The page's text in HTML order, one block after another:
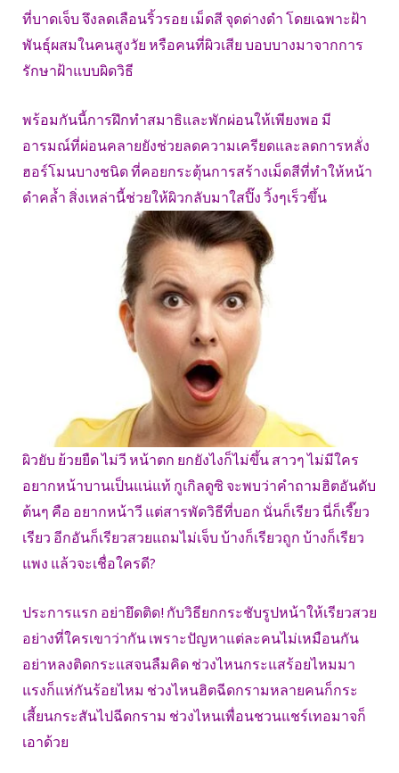
ที่บาดเจ็บ จึงลดเลือนริ้วรอย เม็ดสี จุดด่างดำ โดยเฉพาะฝ้า
พันธ์ุผสมในคนสูงวัย หรือคนที่ผิวเสีย บอบบางมาจากการ
รักษาฝ้าแบบผิดวิธี
พร้อมกันนี้การฝึกทำสมาธิและพักผ่อนให้เพียงพอ มี
อารมณ์ที่ผ่อนคลายยังช่วยลดความเครียดและลดการหลั่ง
ฮอร์โมนบางชนิด ที่คอยกระตุ้นการสร้างเม็ดสีที่ทำให้หน้า
ดำคล้ำ สิ่งเหล่านี้ช่วยให้ผิวกลับมาใสปิ๊ง วิ้งๆเร็วขึ้น
ผิวยับ ย้วยยืด ไม่วี หน้าตก ยกยังไงก็ไม่ขึ้น สาวๆ ไม่มีใคร
อยากหน้าบานเป็นแน่แท้ กูเกิลดูซิ จะพบว่าคำถามฮิตอันดับ
ต้นๆ คือ อยากหน้าวี แต่สารพัดวิธีที่บอก นั่นก็เรียว นี่ก็เรี๊ยว
เรียว อีกอันก็เรียวสวยแถมไม่เจ็บ บ้างก็เรียวถูก บ้างก็เรียว
แพง แล้วจะเชื่อใครดี?
ประการแรก อย่ายึดติด! กับวิธียกกระชับรูปหน้าให้เรียวสวย
อย่างที่ใครเขาว่ากัน เพราะปัญหาแต่ละคนไม่เหมือนกัน
อย่าหลงติดกระแสจนลืมคิด ช่วงไหนกระแสร้อยไหมมา
แรงก็แห่กันร้อยไหม ช่วงไหนฮิตฉีดกรามหลายคนก็กระ
เสี้ยนกระสันไปฉีดกราม ช่วงไหนเพื่อนชวนแชร์เทอมาจก็
เอาด้วย